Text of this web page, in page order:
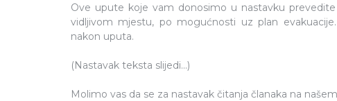
Ove upute koje vam donosimo u nastavku
vidljivom mjestu, po mogućnosti uz plan
nakon uputa.
(Nastavak teksta slijedi...)
Molimo vas da se za nastavak čitanja članaka na